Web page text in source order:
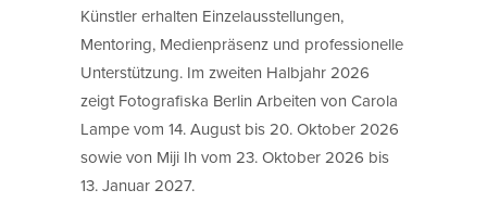
Künstler erhalten Einzelausstellungen,
Mentoring, Medienpräsenz und professionelle
Unterstützung. Im zweiten Halbjahr 2026
zeigt Fotografiska Berlin Arbeiten von Carola
Lampe vom 14. August bis 20. Oktober 2026
sowie von Miji Ih vom 23. Oktober 2026 bis
13. Januar 2027.